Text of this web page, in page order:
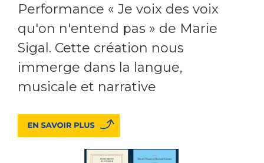
Performance « Je voix des voix
qu'on n'entend pas » de Marie
Sigal. Cette création nous
immerge dans la langue,
musicale et narrative